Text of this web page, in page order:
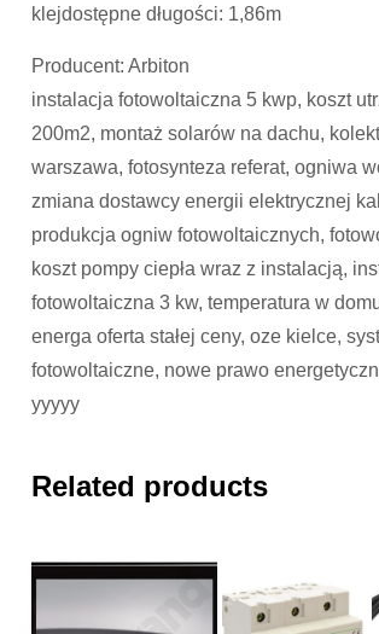
klejdostępne długości: 1,86m
Producent: Arbiton
instalacja fotowoltaiczna 5 kwp, koszt
200m2, montaż solarów na dachu,
warszawa, fotosynteza referat, ogniwa
zmiana dostawcy energii elektrycznej
produkcja ogniw fotowoltaicznych,
koszt pompy ciepła wraz z instalacją,
fotowoltaiczna 3 kw, temperatura w
energa oferta stałej ceny, oze kielce,
fotowoltaiczne, nowe prawo
yyyyy
Related products